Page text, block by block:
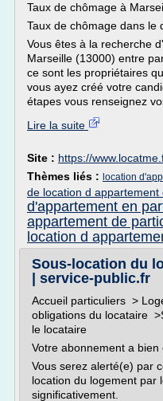
Taux de chômage à
Taux de chômage dans le
Vous êtes à la recherche
Marseille (13000) entre
ce sont les propriétaires
vous ayez créé votre
étapes vous renseignez
Lire la suite
Site : https://
Thèmes liés : location
de location d appartement
d'appartement en
appartement de
location d
Sous-location du
| service-public.fr
Accueil particuliers >
obligations du locataire
le locataire
Votre abonnement a bien
Vous serez alerté(e) par
location du logement par
significativement.